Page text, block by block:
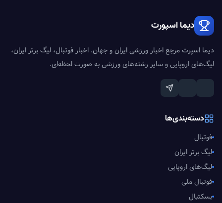
دیما اسپورت
دیما اسپرت مرجع اخبار ورزشی ایران و جهان. اخبار فوتبال، لیگ برتر ایران،
لیگ‌های اروپایی و سایر رشته‌های ورزشی به صورت لحظه‌ای.
دسته‌بندی‌ها
فوتبال
لیگ برتر ایران
لیگ‌های اروپایی
فوتبال ملی
بسکتبال